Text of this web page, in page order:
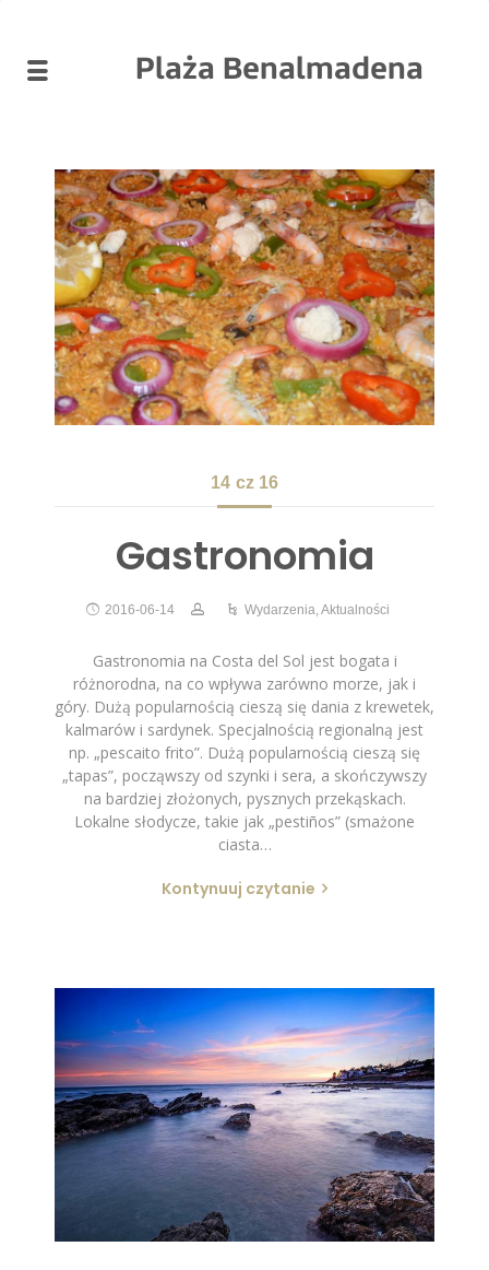
Plaża Benalmadena
14 cz 16
Gastronomia
2016-06-14 Wydarzenia,Aktualności
Gastronomia na Costa del Sol jest bogata i
różnorodna, na co wpływa zarówno morze, jak i
góry. Dużą popularnością cieszą się dania z krewetek,
kalmarów i sardynek. Specjalnością regionalną jest
np. „pescaito frito”. Dużą popularnością cieszą się
„tapas”, począwszy od szynki i sera, a skończywszy
na bardziej złożonych, pysznych przekąskach.
Lokalne słodycze, takie jak „pestiños” (smażone
ciasta…
Kontynuuj czytanie